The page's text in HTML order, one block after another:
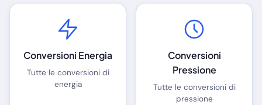
Conversioni Energia
Tutte le conversioni di
energia
Conversioni
Pressione
Tutte le conversioni di
pressione